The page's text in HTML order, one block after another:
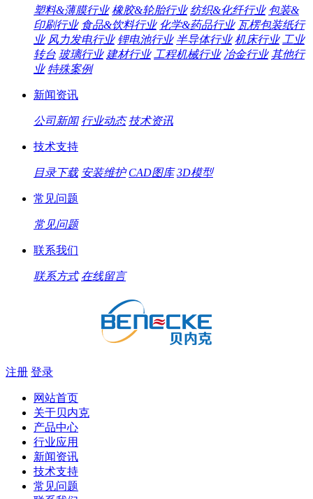
塑料&薄膜行业 橡胶&轮胎行业 纺织&化纤行业 包装&
印刷行业 食品&饮料行业 化学&药品行业 瓦楞包装纸行
业 风力发电行业 锂电池行业 半导体行业 机床行业 工业
转台 玻璃行业 建材行业 工程机械行业 冶金行业 其他行
业 特殊案例
新闻资讯
公司新闻 行业动态 技术资讯
技术支持
目录下载 安装维护 CAD图库 3D模型
常见问题
常见问题
联系我们
联系方式 在线留言
注册 登录
网站首页
关于贝内克
产品中心
行业应用
新闻资讯
技术支持
常见问题